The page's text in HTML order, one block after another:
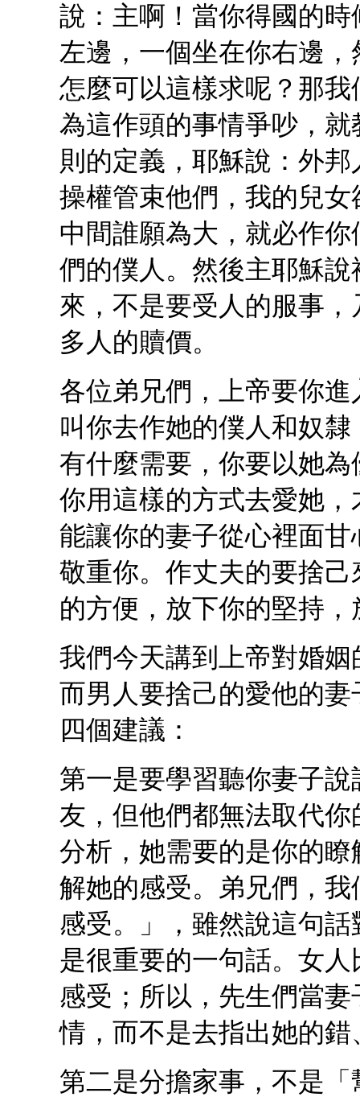
說：主啊！當你得國的
左邊，一個坐在你右邊
怎麼可以這樣求呢？那
為這作頭的事情爭吵，
則的定義，耶穌說：外
操權管束他們，我的兒
中間誰願為大，就必作
們的僕人。然後主耶穌
來，不是要受人的服事
多人的贖價。
各位弟兄們，上帝要你
叫你去作她的僕人和奴
有什麼需要，你要以她
你用這樣的方式去愛她
能讓你的妻子從心裡面
敬重你。作丈夫的要捨
的方便，放下你的堅持
我們今天講到上帝對婚
而男人要捨己的愛他的
四個建議：
第一是要學習聽你妻子
友，但他們都無法取代
分析，她需要的是你的
解她的感受。弟兄們，
感受。」，雖然說這句
是很重要的一句話。女
感受；所以，先生們當
情，而不是去指出她的
第二是分擔家事，不是